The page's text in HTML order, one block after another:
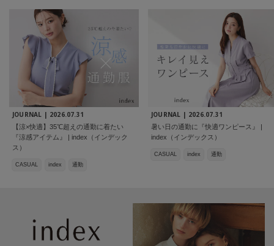
JOURNAL | 2026.07.31
【涼×快適】35℃超えの通勤に着たい
『涼感アイテム』 | index（インデック
ス）
CASUAL index 通勤
JOURNAL | 2026.07.31
暑い日の通勤に『快適ワンピース』 |
index（インデックス）
CASUAL index 通勤